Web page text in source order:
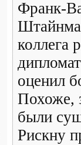
Франк-
коллега
оценил
Похоже,
были
Рискну